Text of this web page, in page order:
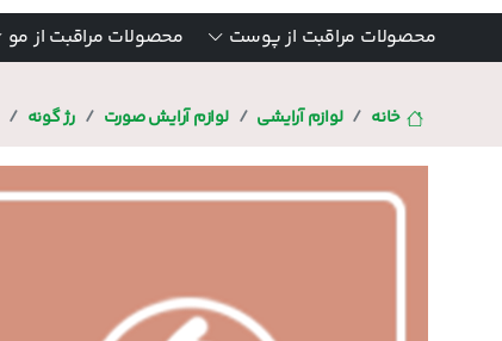
محصولات مراقبت از پوست محصولات مراقبت از مو
خانه لوازم آرایشی لوازم آرایش صورت رژ گونه